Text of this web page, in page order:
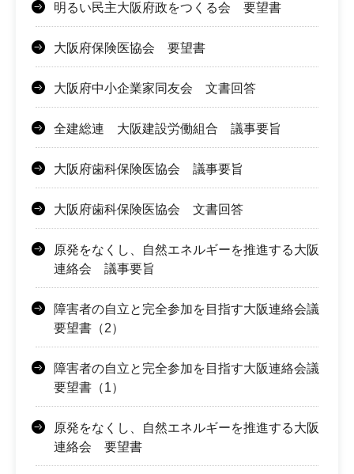
明るい民主大阪府政をつくる会 要望書
大阪府保険医協会 要望書
大阪府中小企業家同友会 文書回答
全建総連 大阪建設労働組合 議事要旨
大阪府歯科保険医協会 議事要旨
大阪府歯科保険医協会 文書回答
原発をなくし、自然エネルギーを推進する大阪
連絡会 議事要旨
障害者の自立と完全参加を目指す大阪連絡会議
要望書（2）
障害者の自立と完全参加を目指す大阪連絡会議
要望書（1）
原発をなくし、自然エネルギーを推進する大阪
連絡会 要望書